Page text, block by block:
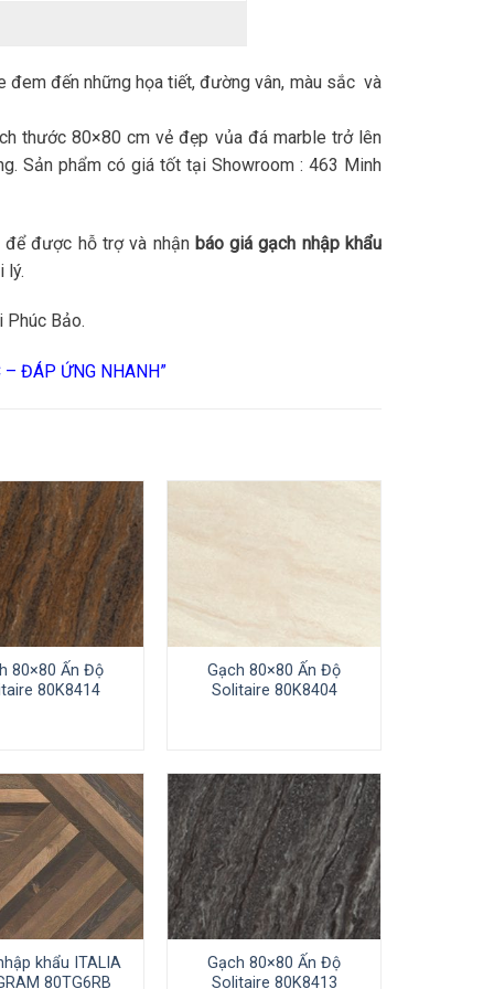
đến những họa tiết, đường vân, màu sắc và
thước 80×80 cm vẻ đẹp vủa đá marble trở lên
Sản phẩm có giá tốt tại Showroom : 463 Minh
để được hỗ trợ và nhận báo giá gạch nhập khẩu
lý.
Phúc Bảo.
– ĐÁP ỨNG NHANH”
80×80 Ấn Độ
80K8414
Gạch 80×80 Ấn Độ
Solitaire 80K8404
khẩu ITALIA
80TG6RB
Gạch 80×80 Ấn Độ
Solitaire 80K8413